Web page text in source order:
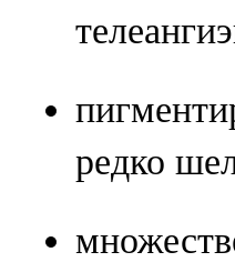
редко